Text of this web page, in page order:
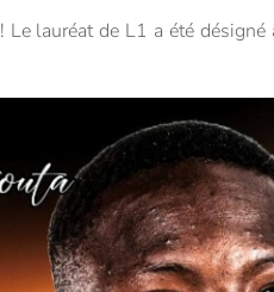
Le lauréat de L1 a été